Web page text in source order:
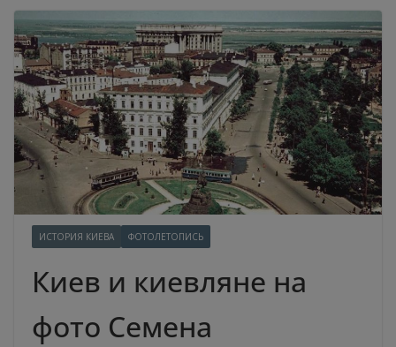
ИСТОРИЯ КИЕВА ФОТОЛЕТОПИСЬ
Киев и киевляне на
фото Семена